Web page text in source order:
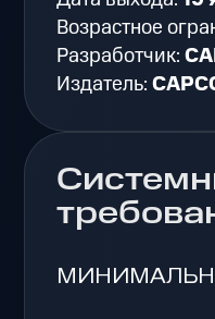
Возрастное
Разработчик:
Издатель: